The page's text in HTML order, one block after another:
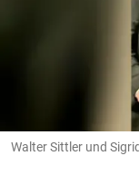
Walter Sittler und